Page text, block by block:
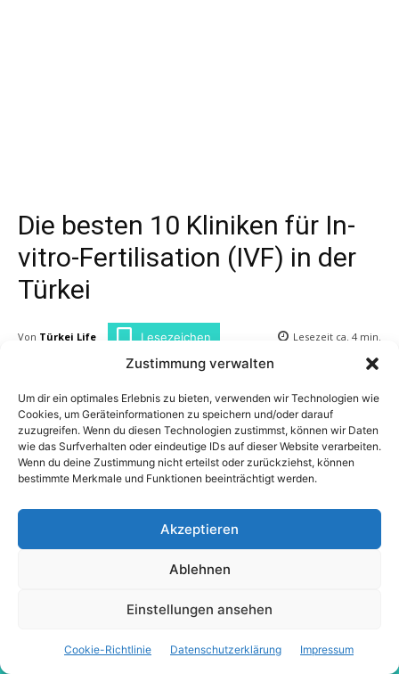
Zustimmung verwalten
Um dir ein optimales Erlebnis zu bieten, verwenden wir Technologien wie
Cookies, um Geräteinformationen zu speichern und/oder darauf
zuzugreifen. Wenn du diesen Technologien zustimmst, können wir Daten
wie das Surfverhalten oder eindeutige IDs auf dieser Website verarbeiten.
Wenn du deine Zustimmung nicht erteilst oder zurückziehst, können
bestimmte Merkmale und Funktionen beeinträchtigt werden.
Akzeptieren
Ablehnen
Einstellungen ansehen
Cookie-Richtlinie Datenschutzerklärung Impressum